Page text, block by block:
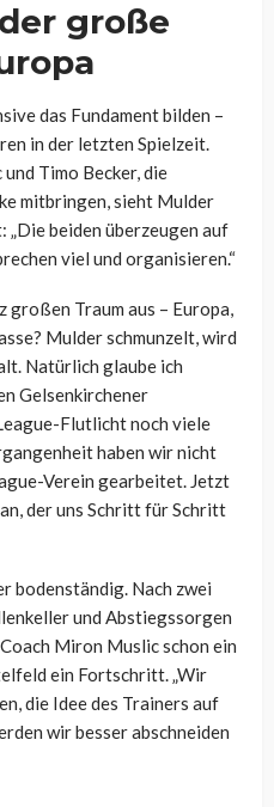
große
das Fundament bilden –
in der letzten Spielzeit.
Timo Becker, die
mitbringen, sieht Mulder
beiden überzeugen auf
viel und organisieren.“
großen Traum aus – Europa,
Mulder schmunzelt, wird
Natürlich glaube ich
Gelsenkirchener
Flutlicht noch viele
haben wir nicht
Verein gearbeitet. Jetzt
der uns Schritt für Schritt
bodenständig. Nach zwei
und Abstiegssorgen
Miron Muslic schon ein
ein Fortschritt. „Wir
die Idee des Trainers auf
wir besser abschneiden